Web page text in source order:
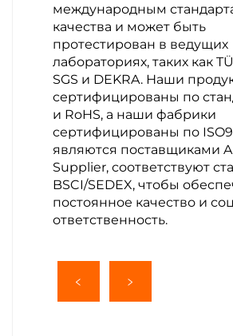
международным
качества и может быть
протестирован в ведущих
лабораториях, таких как
SGS и DEKRA. Наши
сертифицированы по
и RoHS, а наши фабрики
сертифицированы по
являются поставщиками
Supplier, соответствуют
BSCI/SEDEX, чтобы
постоянное качество и
ответственность.